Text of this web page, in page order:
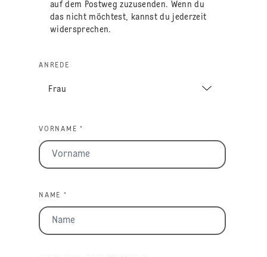
auf dem Postweg zuzusenden. Wenn du
das nicht möchtest, kannst du jederzeit
widersprechen.
ANREDE
VORNAME *
NAME *